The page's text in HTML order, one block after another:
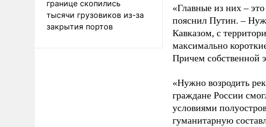
границе скопились
тысячи грузовиков из-за
закрытия портов
«Главные из них –
пояснил Путин. –
Кавказом, с
максимально
Причем собственной
«Нужно возродить
граждане России
условиями
гуманитарную